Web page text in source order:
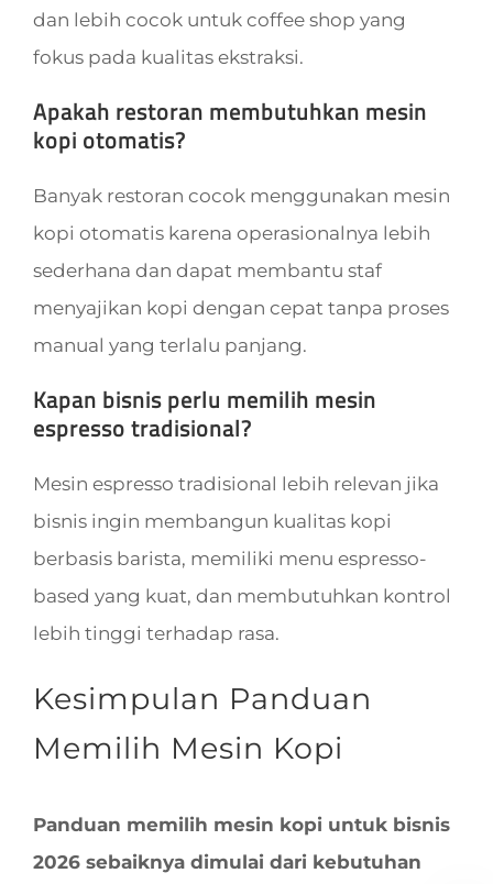
dan lebih cocok untuk coffee shop yang
fokus pada kualitas ekstraksi.
Apakah restoran membutuhkan mesin
kopi otomatis?
Banyak restoran cocok menggunakan mesin
kopi otomatis karena operasionalnya lebih
sederhana dan dapat membantu staf
menyajikan kopi dengan cepat tanpa proses
manual yang terlalu panjang.
Kapan bisnis perlu memilih mesin
espresso tradisional?
Mesin espresso tradisional lebih relevan jika
bisnis ingin membangun kualitas kopi
berbasis barista, memiliki menu espresso-
based yang kuat, dan membutuhkan kontrol
lebih tinggi terhadap rasa.
Kesimpulan Panduan
Memilih Mesin Kopi
Panduan memilih mesin kopi untuk bisnis
2026 sebaiknya dimulai dari kebutuhan